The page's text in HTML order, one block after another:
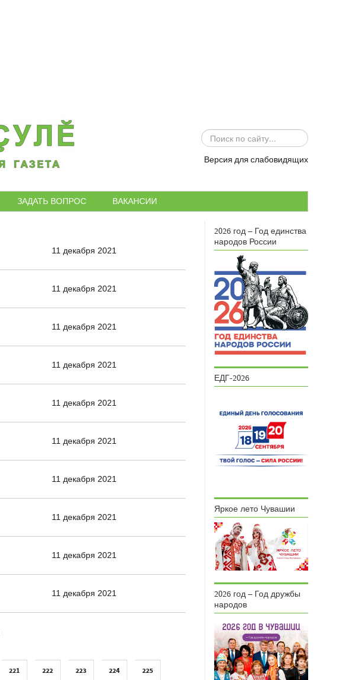
ИСКАТЬ...
Версия для слабовидящих
ЗАДАТЬ ВОПРОС ВАКАНСИИ
11 декабря 2021
11 декабря 2021
11 декабря 2021
11 декабря 2021
11 декабря 2021
11 декабря 2021
11 декабря 2021
11 декабря 2021
11 декабря 2021
11 декабря 2021
221 222 223 224 225
2026 год – Год единства
народов России
ЕДГ-2026
Яркое лето Чувашии
2026 год – Год дружбы
народов